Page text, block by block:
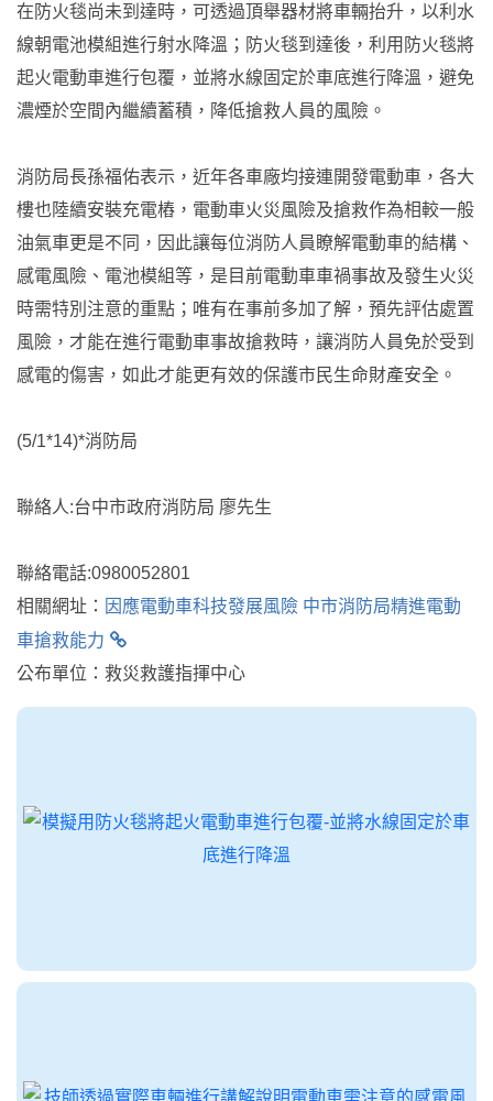
在防火毯尚未到達時，可透過頂舉器材將車輛抬升，以利水
線朝電池模組進行射水降溫；防火毯到達後，利用防火毯將
起火電動車進行包覆，並將水線固定於車底進行降溫，避免
濃煙於空間內繼續蓄積，降低搶救人員的風險。
消防局長孫福佑表示，近年各車廠均接連開發電動車，各大
樓也陸續安裝充電樁，電動車火災風險及搶救作為相較一般
油氣車更是不同，因此讓每位消防人員瞭解電動車的結構、
感電風險、電池模組等，是目前電動車車禍事故及發生火災
時需特別注意的重點；唯有在事前多加了解，預先評估處置
風險，才能在進行電動車事故搶救時，讓消防人員免於受到
感電的傷害，如此才能更有效的保護市民生命財產安全。
(5/1*14)*消防局
聯絡人:台中市政府消防局 廖先生
聯絡電話:0980052801
相關網址： 因應電動車科技發展風險 中市消防局精進電動
車搶救能力
公布單位：救災救護指揮中心